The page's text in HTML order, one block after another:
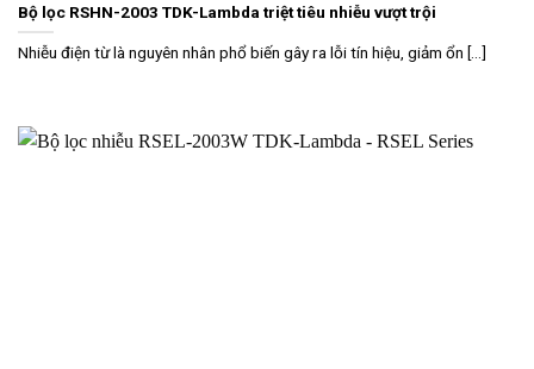
Bộ lọc RSHN-2003 TDK-Lambda triệt tiêu nhiễu vượt trội
Nhiễu điện từ là nguyên nhân phổ biến gây ra lỗi tín hiệu, giảm ổn [...]